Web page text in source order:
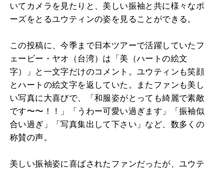
いてカメラを見たりと、美しい振袖と共に様々なポ
ーズをとるユウティンの姿を見ることができる。
この投稿に、今季まで日本ツアーで活躍していたフ
ェービー・ヤオ（台湾）は「美（ハートの絵文
字）」と一文字だけのコメント。ユウティンも笑顔
とハートの絵文字を返していた。またファンも美し
い写真に大喜びで、「和服姿がとっても綺麗で素敵
です〜〜！！」「うわー可愛い過ぎます」「振袖似
合い過ぎ」「写真集出して下さい」など、数多くの
称賛の声。
美しい振袖姿に喜ばされたファンだったが、ユウテ